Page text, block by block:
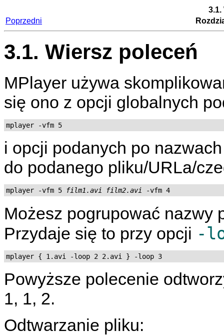
3.1.
Poprzedni
3.1. Wiersz poleceń
MPlayer używa
się ono z opcji globalnych
mplayer -vfm 5
i opcji podanych po
do podanego pliku/URLa/
mplayer -vfm 5 film1.avi film2.avi
Możesz pogrupować
Przydaje się to przy opcji -
mplayer { 1.avi -loop 2 2.avi } -loop 3
Powyższe polecenie
1, 1, 2.
Odtwarzanie pliku: